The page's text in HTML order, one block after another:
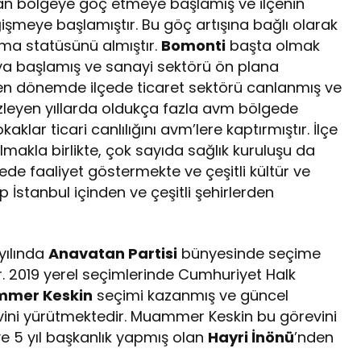
başlamıştır. Bu göç artışına bağlı olarak
statüsünü almıştır. Bomonti başta olmak
başlamış ve sanayi sektörü ön plana
dönemde ilçede ticaret sektörü canlanmış ve
izleyen yıllarda oldukça fazla avm bölgede
ticari canlılığını avm’lere kaptırmıştır. İlçe
birlikte, çok sayıda sağlık kuruluşu da
faaliyet göstermekte ve çeşitli kültür ve
İstanbul içinden ve çeşitli şehirlerden
Anavatan Partisi bünyesinde seçime
yerel seçimlerinde Cumhuriyet Halk
Keskin seçimi kazanmış ve güncel
yürütmektedir. Muammer Keskin bu görevini
5 yıl başkanlık yapmış olan Hayri İnönü’nden